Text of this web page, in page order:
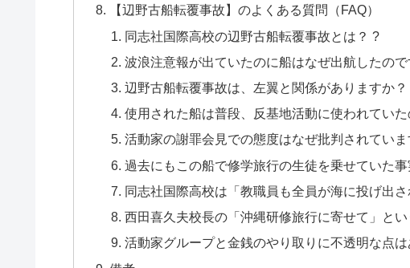
【辺野古船転覆事故】のよくある質問（FAQ）
同志社国際高校の辺野古船転覆事故とは？ ?
波浪注意報が出ていたのに船はなぜ出航したの
辺野古船転覆事故は、左翼と関係がありますか？
使用された船は普段、反基地活動に使われてい
活動家の謝罪会見での態度はなぜ批判されてい
過去にもこの船で修学旅行の生徒を乗せていた
同志社国際高校は「教職員も全員が海に投げ出
西田喜久夫校長の「沖縄研修旅行に寄せて」と
活動家グループと金銭のやり取りに不透明な点